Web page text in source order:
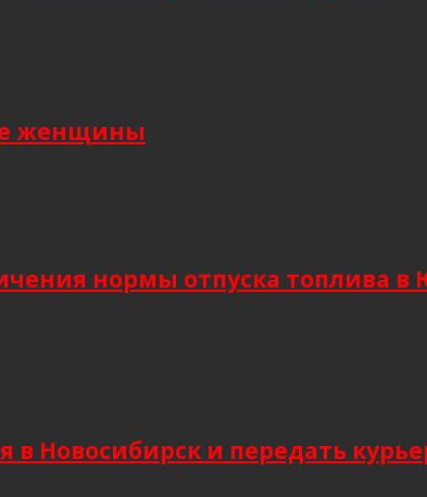
женщины
нормы отпуска топлива
Новосибирск и передать